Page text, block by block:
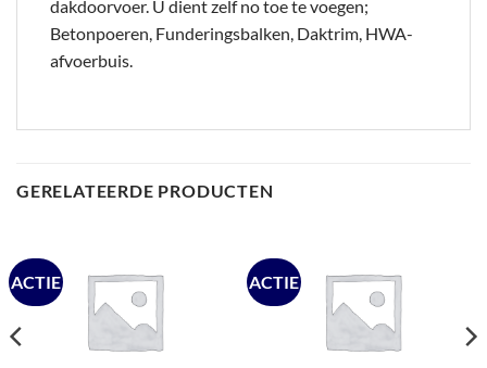
dakdoorvoer. U dient zelf no toe te voegen;
Betonpoeren, Funderingsbalken, Daktrim, HWA-
afvoerbuis.
GERELATEERDE PRODUCTEN
ACTIE ACTIE